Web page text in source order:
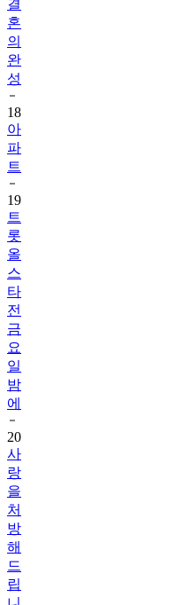
의
완
성
18
아
파
트
19
트
롯
올
스
타
전
금
요
일
밤
에
20
사
랑
을
처
방
해
드
립
니
다